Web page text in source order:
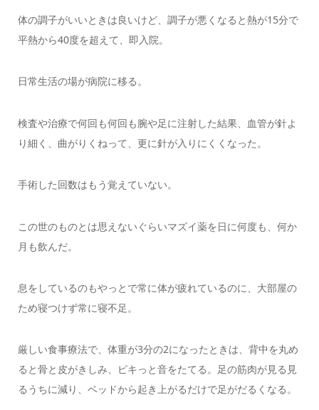
体の調子がいいときは良いけど、調子が悪くなると熱が15分で
平熱から40度を超えて、即入院。
日常生活の場が病院に移る。
検査や治療で何回も何回も腕や足に注射した結果、血管が針よ
り細く、曲がりくねって、更に針が入りにくくなった。
手術した回数はもう覚えていない。
この世のものとは思えないぐらいマズイ薬を日に何度も、何か
月も飲んだ。
息をしているのもやっとで常に体が疲れているのに、大部屋の
ため寝つけず常に寝不足。
厳しい食事療法で、体重が3分の2になったときは、背中を丸め
ると骨と皮がきしみ、ピキっと音をたてる。足の筋肉が見る見
るうちに減り、ベッドから起き上がるだけで足がだるくなる。